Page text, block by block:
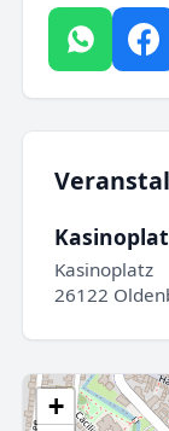
Kasinoplatz
26122
+